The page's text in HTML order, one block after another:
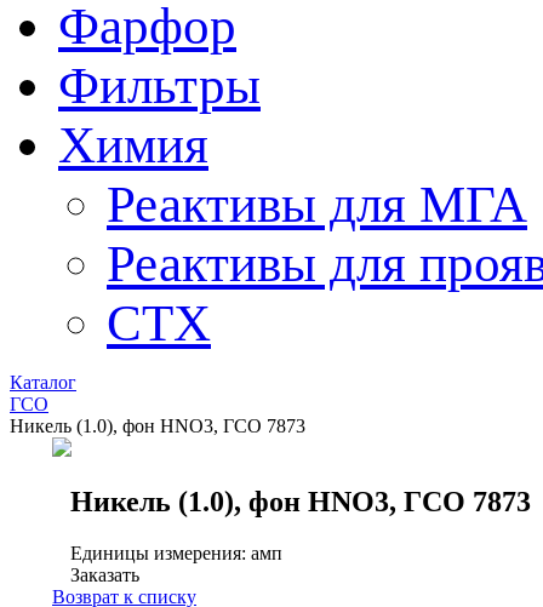
Фарфор
Фильтры
Химия
Реактивы для МГА
Реактивы для
СТХ
Каталог
ГСО
Никель (1.0), фон HNO3, ГСО 7873
Никель (1.0), фон HNO3, ГСО 7873
Единицы измерения: амп
Заказать
Возврат к списку